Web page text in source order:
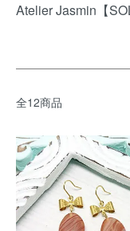
Atelier Jasmin【
全12商品